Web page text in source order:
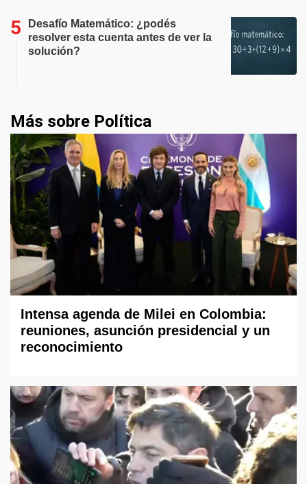
Desafío Matemático: ¿podés
resolver esta cuenta antes de ver la
solución?
Más sobre Política
Intensa agenda de Milei en Colombia:
reuniones, asunción presidencial y un
reconocimiento